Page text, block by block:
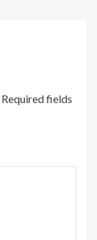
Required fields